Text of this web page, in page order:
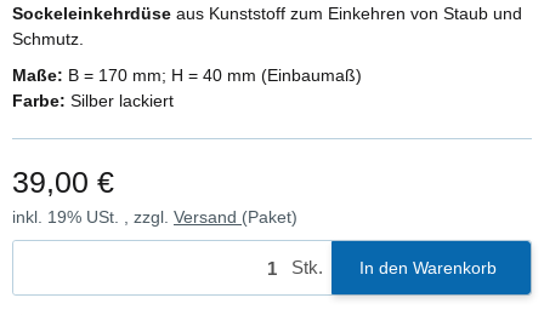
Sockeleinkehrdüse aus Kunststoff zum Einkehren von Staub und
Schmutz.
Maße: B = 170 mm; H = 40 mm (Einbaumaß)
Farbe: Silber lackiert
39,00 €
inkl. 19% USt. , zzgl. Versand (Paket)
Stk. In den Warenkorb